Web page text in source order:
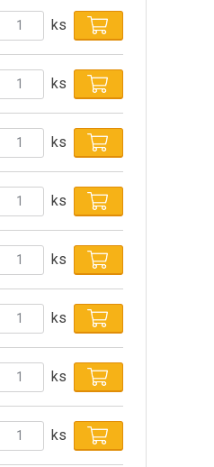
ks
ks
ks
ks
ks
ks
ks
ks